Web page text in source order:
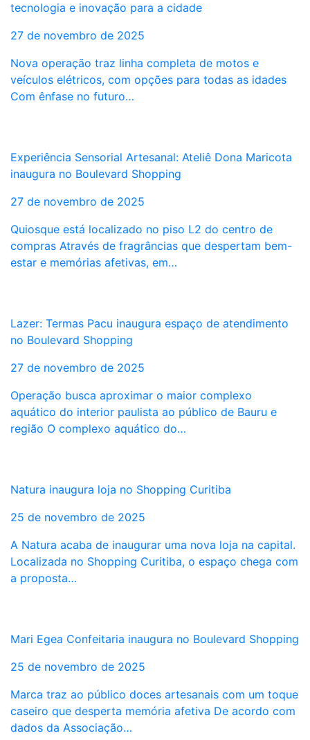
tecnologia e inovação para a cidade
27 de novembro de 2025
Nova operação traz linha completa de motos e
veículos elétricos, com opções para todas as idades
Com ênfase no futuro…
Experiência Sensorial Artesanal: Ateliê Dona Maricota
inaugura no Boulevard Shopping
27 de novembro de 2025
Quiosque está localizado no piso L2 do centro de
compras Através de fragrâncias que despertam bem-
estar e memórias afetivas, em…
Lazer: Termas Pacu inaugura espaço de atendimento
no Boulevard Shopping
27 de novembro de 2025
Operação busca aproximar o maior complexo
aquático do interior paulista ao público de Bauru e
região O complexo aquático do…
Natura inaugura loja no Shopping Curitiba
25 de novembro de 2025
A Natura acaba de inaugurar uma nova loja na capital.
Localizada no Shopping Curitiba, o espaço chega com
a proposta…
Mari Egea Confeitaria inaugura no Boulevard Shopping
25 de novembro de 2025
Marca traz ao público doces artesanais com um toque
caseiro que desperta memória afetiva De acordo com
dados da Associação…